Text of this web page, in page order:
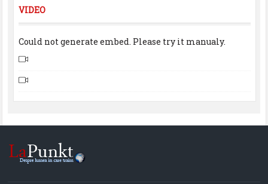
VIDEO
Could not generate embed. Please try it manualy.